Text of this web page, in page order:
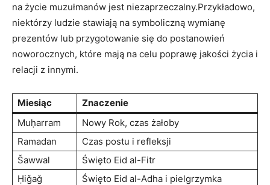
na życie muzułmanów jest niezaprzeczalny.Przykładowo,
niektórzy ludzie stawiają na symboliczną wymianę
prezentów lub przygotowanie się do postanowień
noworocznych, które mają na celu poprawę jakości życia i
relacji z innymi.
Miesiąc
Znaczenie
Muḥarram
Nowy Rok, czas żałoby
Ramadan
Czas postu i refleksji
Šawwal
Święto Eid al-Fitr
Ḥiǧaǧ
Święto Eid al-Adha i pielgrzymka